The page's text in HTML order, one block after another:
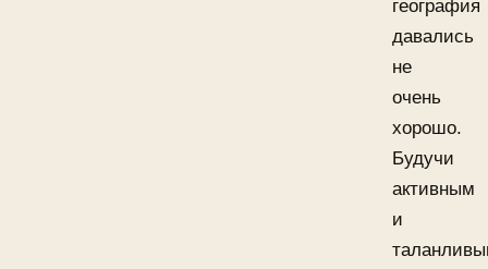
география
давались
не
очень
хорошо.
Будучи
активным
и